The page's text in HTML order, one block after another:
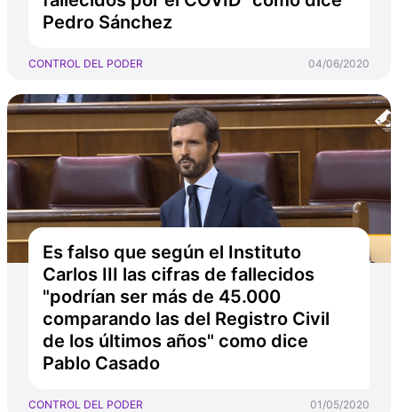
Pedro Sánchez
CONTROL DEL PODER 04/06/2020
Es falso que según el Instituto
Carlos III las cifras de fallecidos
"podrían ser más de 45.000
comparando las del Registro Civil
de los últimos años" como dice
Pablo Casado
CONTROL DEL PODER 01/05/2020